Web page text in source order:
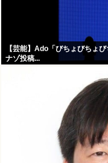
【芸能】Ado「びちょびち
ナゾ投稿...